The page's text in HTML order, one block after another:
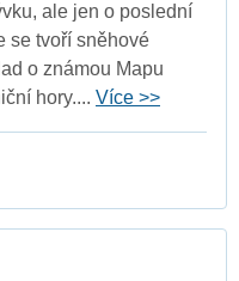
ale jen o poslední
se tvoří sněhové
o známou Mapu
hory.... Více >>